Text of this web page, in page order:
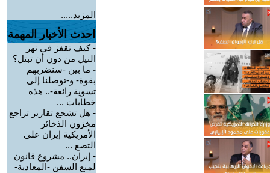
المزيد.....
احدث الأخبار المهمة
-كيف تقفز في نهر
النيل من دون أن تبتل؟
- ما بين -سنضربهم
بقوة- و-توصلنا إلى
تسوية رائعة-.. هذه
خطابات ...
- هل تشجع تقارير تراجع
مخزون الذخائر
الأمريكية إيران على
التصع ...
- إيران.. مشروع قانون
لمنع السفن -المعادية-